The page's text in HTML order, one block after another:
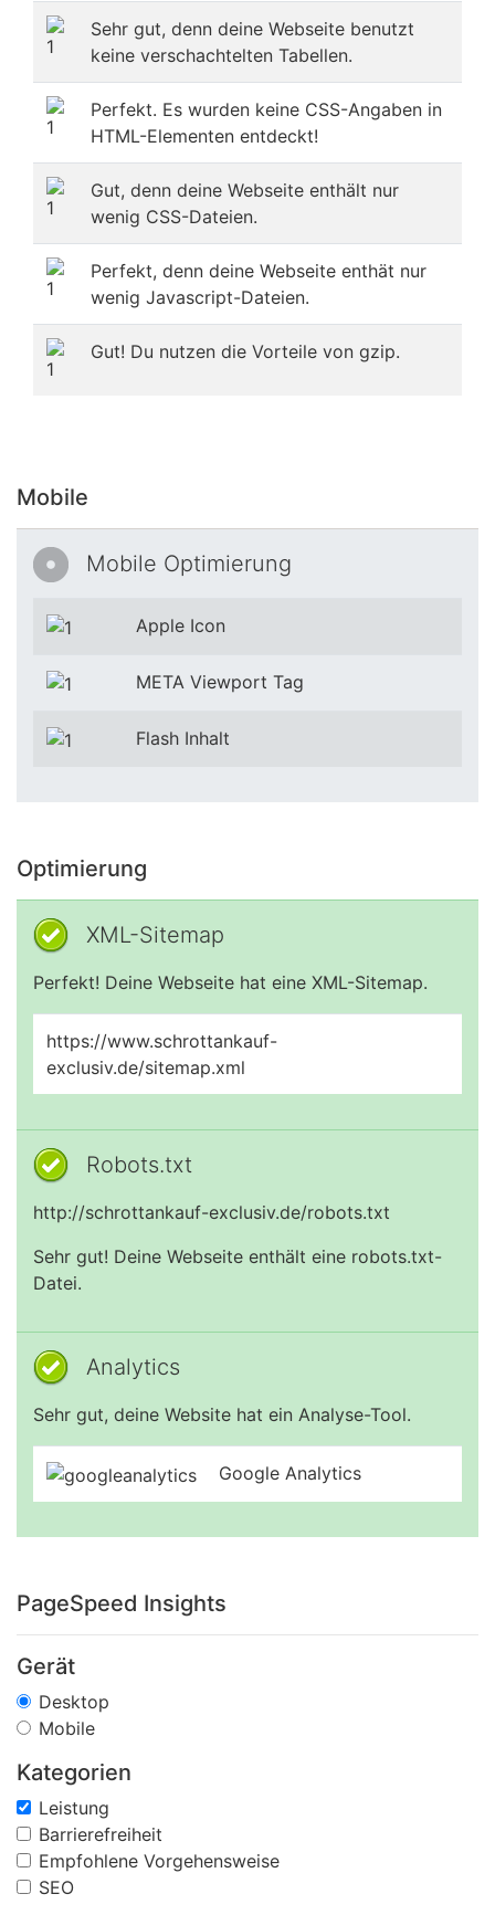
Sehr gut, denn deine Webseite benutzt
keine verschachtelten Tabellen.
Perfekt. Es wurden keine CSS-Angaben in
HTML-Elementen entdeckt!
Gut, denn deine Webseite enthält nur
wenig CSS-Dateien.
Perfekt, denn deine Webseite enthät nur
wenig Javascript-Dateien.
Gut! Du nutzen die Vorteile von gzip.
Mobile
Mobile Optimierung
Apple Icon
META Viewport Tag
Flash Inhalt
Optimierung
XML-Sitemap
Perfekt! Deine Webseite hat eine XML-Sitemap.
https://www.schrottankauf-
exclusiv.de/sitemap.xml
Robots.txt
http://schrottankauf-exclusiv.de/robots.txt
Sehr gut! Deine Webseite enthält eine robots.txt-
Datei.
Analytics
Sehr gut, deine Website hat ein Analyse-Tool.
Google Analytics
PageSpeed Insights
Gerät
Desktop
Mobile
Kategorien
Leistung
Barrierefreiheit
Empfohlene Vorgehensweise
SEO